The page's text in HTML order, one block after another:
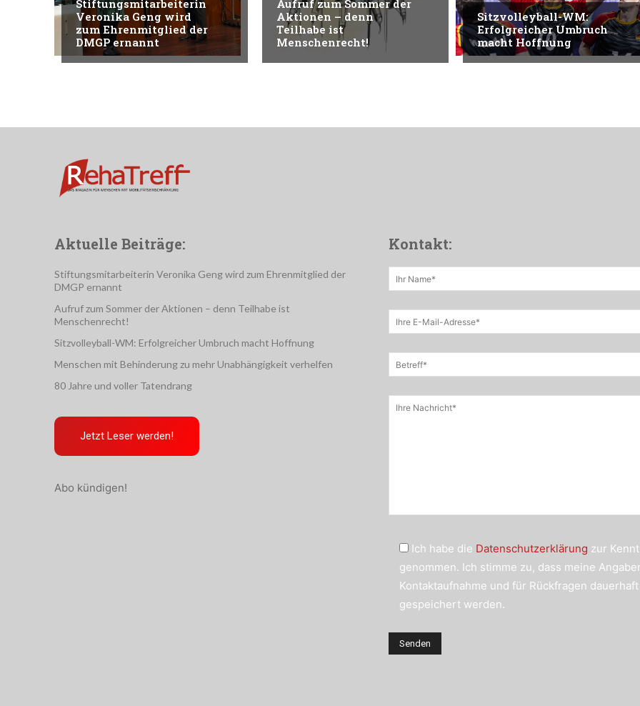
Stiftungsmitarbeiterin
Veronika Geng wird
zum Ehrenmitglied der
DMGP ernannt
Aufruf zum Sommer der
Aktionen – denn
Teilhabe ist
Menschenrecht!
Sitzvolleyball-WM:
Erfolgreicher Umbruch
macht Hoffnung
Aktuelle Beiträge:
Stiftungsmitarbeiterin Veronika Geng wird zum Ehrenmitglied der
DMGP ernannt
Aufruf zum Sommer der Aktionen – denn Teilhabe ist
Menschenrecht!
Sitzvolleyball-WM: Erfolgreicher Umbruch macht Hoffnung
Menschen mit Behinderung zu mehr Unabhängigkeit verhelfen
80 Jahre und voller Tatendrang
Jetzt Leser werden!
Abo kündigen!
Kontakt:
Ich habe die Datenschutzerklärung zur
genommen. Ich stimme zu, dass meine
Kontaktaufnahme und für Rückfragen dauerhaft
gespeichert werden.